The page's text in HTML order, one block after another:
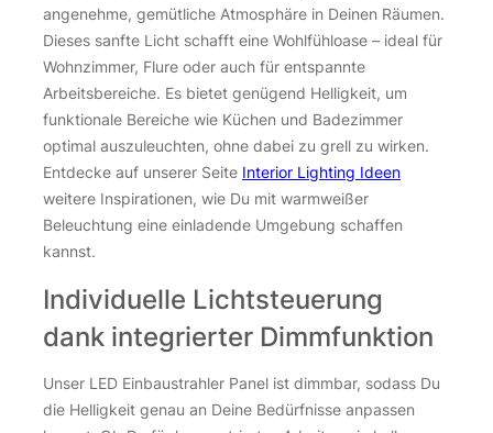
angenehme, gemütliche Atmosphäre in Deinen Räumen.
Dieses sanfte Licht schafft eine Wohlfühloase – ideal für
Wohnzimmer, Flure oder auch für entspannte
Arbeitsbereiche. Es bietet genügend Helligkeit, um
funktionale Bereiche wie Küchen und Badezimmer
optimal auszuleuchten, ohne dabei zu grell zu wirken.
Entdecke auf unserer Seite Interior Lighting Ideen
weitere Inspirationen, wie Du mit warmweißer
Beleuchtung eine einladende Umgebung schaffen
kannst.
Individuelle Lichtsteuerung
dank integrierter Dimmfunktion
Unser LED Einbaustrahler Panel ist dimmbar, sodass Du
die Helligkeit genau an Deine Bedürfnisse anpassen